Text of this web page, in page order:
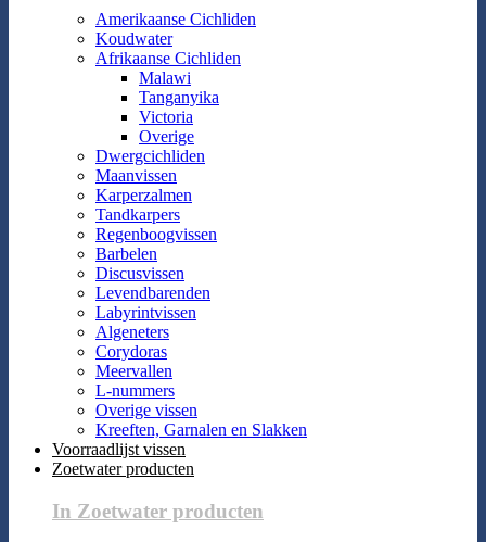
Amerikaanse Cichliden
Koudwater
Afrikaanse Cichliden
Malawi
Tanganyika
Victoria
Overige
Dwergcichliden
Maanvissen
Karperzalmen
Tandkarpers
Regenboogvissen
Barbelen
Discusvissen
Levendbarenden
Labyrintvissen
Algeneters
Corydoras
Meervallen
L-nummers
Overige vissen
Kreeften, Garnalen en Slakken
Voorraadlijst vissen
Zoetwater producten
In Zoetwater producten